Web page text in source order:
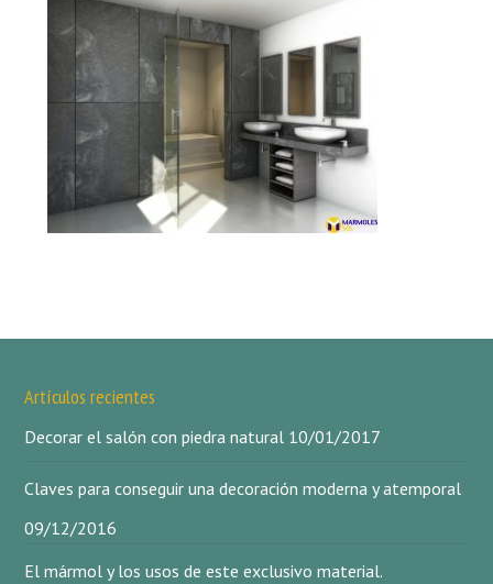
Artículos recientes
Decorar el salón con piedra natural 10/01/2017
Claves para conseguir una decoración moderna y atemporal
09/12/2016
El mármol y los usos de este exclusivo material.